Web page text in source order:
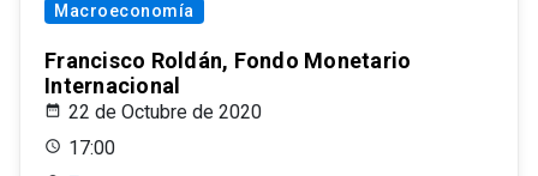
Macroeconomía
Francisco Roldán, Fondo Monetario
Internacional
22 de Octubre de 2020
17:00